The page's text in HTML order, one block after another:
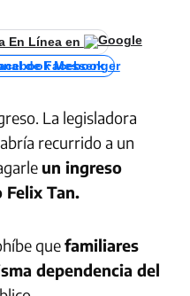
En Línea en
de Facebook
La legisladora
recurrido a un
un ingreso
Felix Tan.
quefamiliares
dependencia del